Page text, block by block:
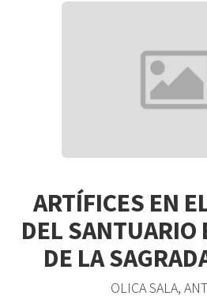
ARTÍFICES EN
DEL SANTUARIO
DE LA
OLICA SALA,